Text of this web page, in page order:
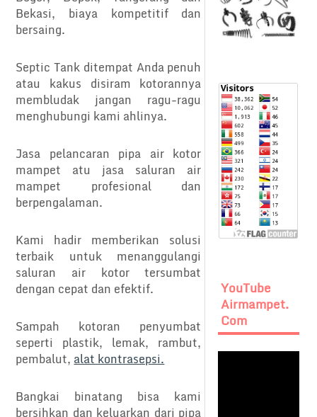
Bekasi, biaya kompetitif dan
bersaing.
Septic Tank ditempat Anda penuh
atau kakus disiram kotorannya
membludak jangan ragu-ragu
menghubungi kami ahlinya.
Jasa pelancaran pipa air kotor
mampet atu jasa saluran air
mampet profesional dan
berpengalaman.
Kami hadir memberikan solusi
terbaik untuk menanggulangi
saluran air kotor tersumbat
dengan cepat dan efektif.
Sampah kotoran penyumbat
seperti plastik, lemak, rambut,
pembalut, alat kontrasepsi.
Bangkai binatang bisa kami
bersihkan dan keluarkan dari pipa
YouTube
Airmampet.
Com